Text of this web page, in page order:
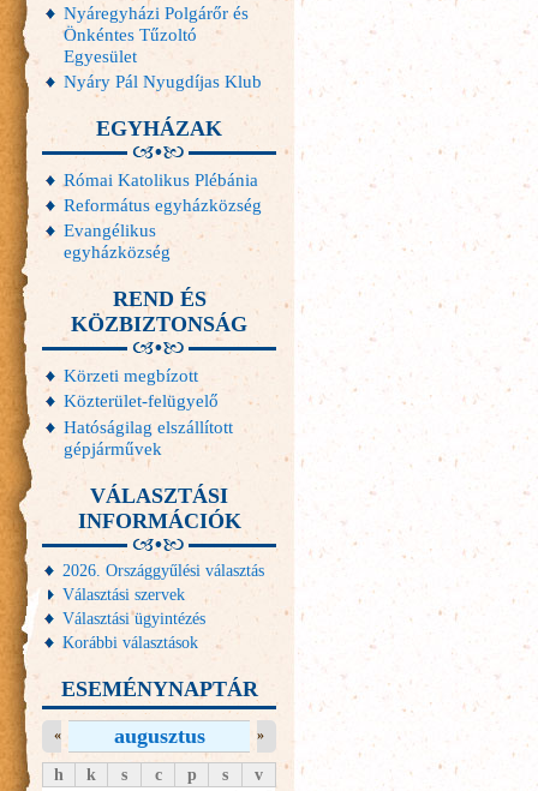
Nyáregyházi Polgárőr és
Önkéntes Tűzoltó
Egyesület
Nyáry Pál Nyugdíjas Klub
EGYHÁZAK
Római Katolikus Plébánia
Református egyházközség
Evangélikus
egyházközség
REND ÉS
KÖZBIZTONSÁG
Körzeti megbízott
Közterület-felügyelő
Hatóságilag elszállított
gépjárművek
VÁLASZTÁSI
INFORMÁCIÓK
2026. Országgyűlési választás
Választási szervek
Választási ügyintézés
Korábbi választások
ESEMÉNYNAPTÁR
augusztus
« »
h k s c p s
v